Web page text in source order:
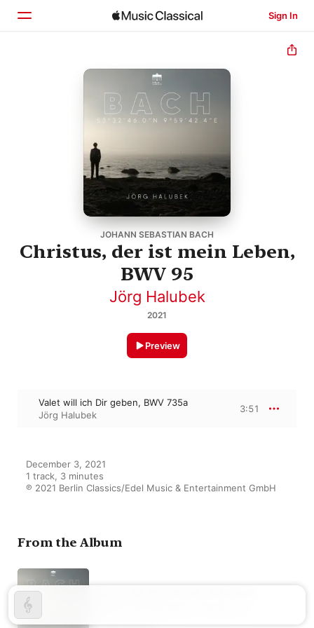
Sign In
JOHANN SEBASTIAN BACH
Christus, der ist mein Leben,
BWV 95
Jörg Halubek
2021
Preview
Valet will ich Dir geben, BWV 735a
Jörg Halubek
3:51
December 3, 2021
1 track, 3 minutes
℗ 2021 Berlin Classics/Edel Music & Entertainment GmbH
From the Album